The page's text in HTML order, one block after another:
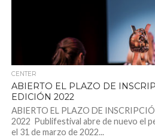
CENTER
ABIERTO EL PLAZO DE
EDICIÓN 2022
ABIERTO EL PLAZO DE
2022 Publifestival abre de nuevo el
el 31 de marzo de 2022...